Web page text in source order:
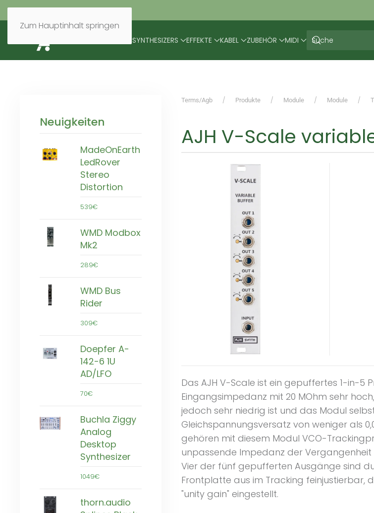
Zum Hauptinhalt springen
SYNTHESIZERS EFFEKTE KABEL ZUBEHÖR MIDI
Neuigkeiten
MadeOnEarth
LedRover
Stereo
Distortion
539€
WMD Modbox
Mk2
289€
WMD Bus
Rider
309€
Doepfer A-
142-6 1U
AD/LFO
70€
Buchla Ziggy
Analog
Desktop
Synthesizer
1049€
thorn.audio
Terms/Agb Produkte Module Module
AJH V-Scale
Das AJH V-Scale ist ein gepuffertes 1-in-5
Eingangsimpedanz mit 20 MOhm sehr
jedoch sehr niedrig ist und das Modul
Gleichspannungsversatz von weniger als
gehören mit diesem Modul VCO-
unpassende Impedanz der Vergangenheit
Vier der fünf gepufferten Ausgänge sind
Frontplatte aus im Tracking feinjustierbar,
"unity gain" eingestellt.